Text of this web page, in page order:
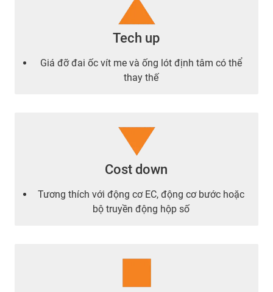
Tech up
Giá đỡ đai ốc vít me và ống lót định tâm có thể
thay thế
Cost down
Tương thích với động cơ EC, động cơ bước hoặc
bộ truyền động hộp số